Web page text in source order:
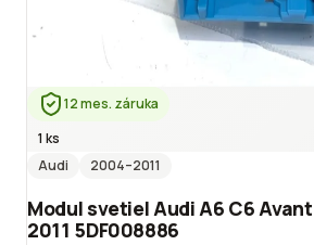
12 mes. záruka
1 ks
Audi
2004–2011
Modul svetiel Audi A6 C6
2011 5DF008886